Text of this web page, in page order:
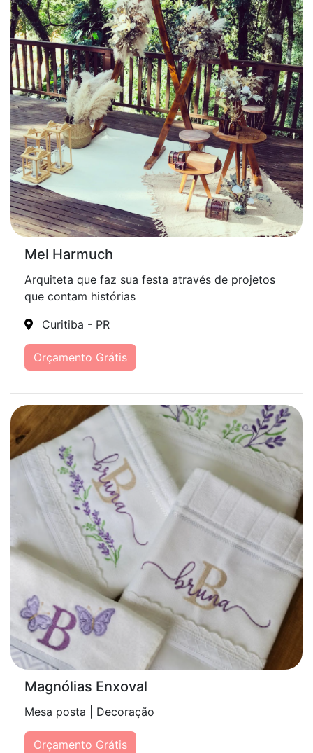
Mel Harmuch
Arquiteta que faz sua festa através de projetos
que contam histórias
Curitiba - PR
Orçamento Grátis
Magnólias Enxoval
Mesa posta | Decoração
Orçamento Grátis